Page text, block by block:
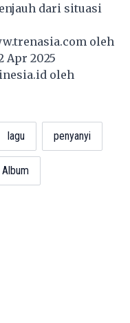
dari situasi
oleh
Apr 2025
oleh
lagu penyanyi
Album